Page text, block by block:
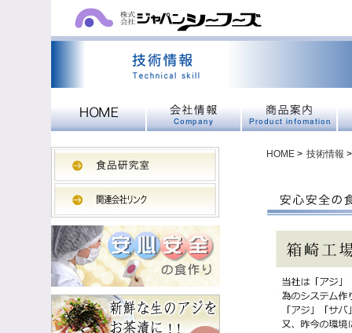
HOME > 技術情報 >